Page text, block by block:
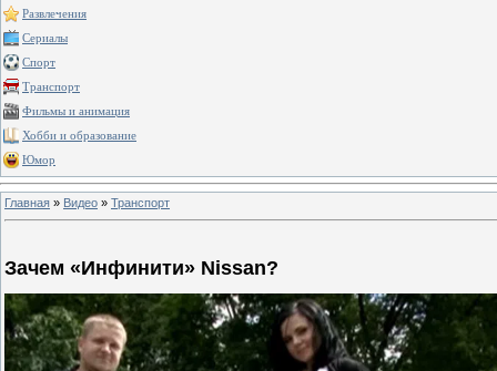
Развлечения
Сериалы
Спорт
Транспорт
Фильмы и анимация
Хобби и образование
Юмор
Главная » Видео » Транспорт
Зачем «Инфинити» Nissan?